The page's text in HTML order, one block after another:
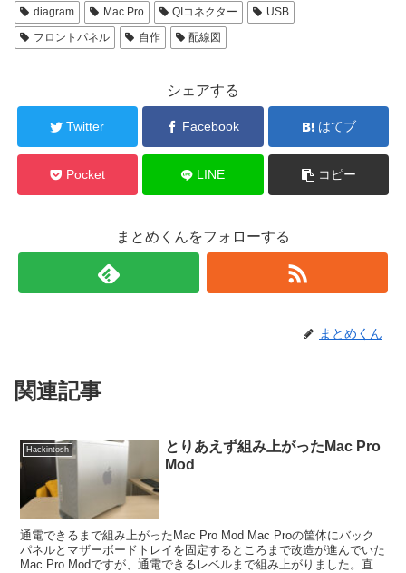
diagram Mac Pro QIコネクター
USB
フロントパネル
自作 配線図
シェアする
Twitter Facebook はてブ
Pocket LINE コピー
まとめくんをフォローする
まとめくん
関連記事
Hackintosh
とりあえず組み上がったMac Pro
Mod
通電できるまで組み上がったMac Pro Mod Mac Proの筐体にバック
パネルとマザーボードトレイを固定するところまで改造が進んでいた
Mac Pro Modですが、通電できるレベルまで組み上がりました。直近